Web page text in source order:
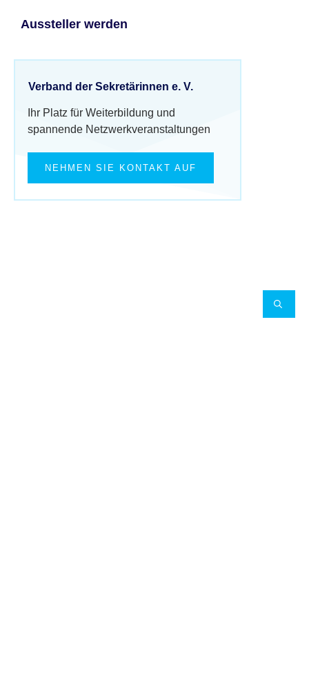
Aussteller werden
Verband der Sekretärinnen e. V.
Ihr Platz für Weiterbildung und
spannende Netzwerkveranstaltungen
NEHMEN SIE KONTAKT AUF